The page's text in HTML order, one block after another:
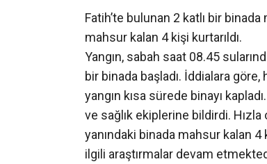
Fatih’te bulunan 2 katlı bir
mahsur kalan 4 kişi kurtarıldı.
Yangın, sabah saat 08.45
bir binada başladı. İddialara
yangın kısa sürede binayı
ve sağlık ekiplerine bildirdi. Hızla
yanındaki binada mahsur kalan 4
ilgili araştırmalar devam